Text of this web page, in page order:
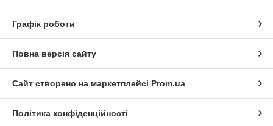
Графік роботи
Повна версія сайту
Сайт створено на маркетплейсі Prom.ua
Політика конфіденційності